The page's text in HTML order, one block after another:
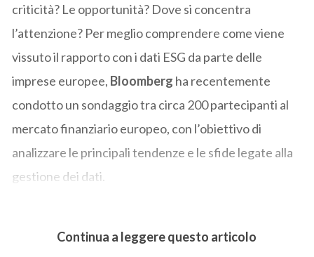
criticità? Le opportunità? Dove si concentra
l’attenzione? Per meglio comprendere come viene
vissuto il rapporto con i dati ESG da parte delle
imprese europee, Bloomberg ha recentemente
condotto un sondaggio tra circa 200 partecipanti al
mercato finanziario europeo, con l’obiettivo di
analizzare le principali tendenze e le sfide legate alla
gestione dei dati.
Continua a leggere questo articolo